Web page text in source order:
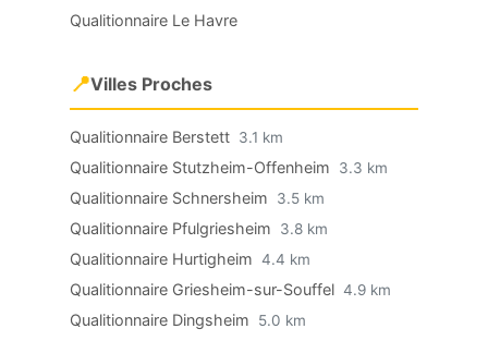
Qualitionnaire Le Havre
📍Villes Proches
Qualitionnaire Berstett 3.1 km
Qualitionnaire Stutzheim-Offenheim 3.3 km
Qualitionnaire Schnersheim 3.5 km
Qualitionnaire Pfulgriesheim 3.8 km
Qualitionnaire Hurtigheim 4.4 km
Qualitionnaire Griesheim-sur-Souffel 4.9 km
Qualitionnaire Dingsheim 5.0 km